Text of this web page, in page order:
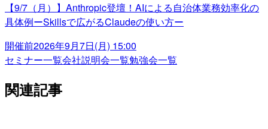
【9/7（月）】Anthropic登壇！AIによる自治体業務効率化の
具体例ーSkillsで広がるClaudeの使い方ー
開催前2026年9月7日(月) 15:00
セミナー一覧会社説明会一覧勉強会一覧
関連記事